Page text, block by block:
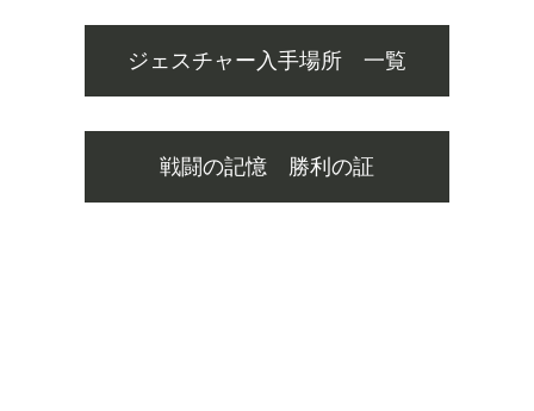
ジェスチャー入手場所 一覧
戦闘の記憶 勝利の証